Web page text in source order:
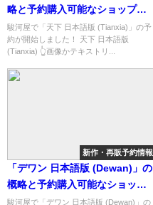
略と予約購入可能なショップ紹
介！
駿河屋で「天下 日本語版 (Tianxia)」の予
約が開始しました！ 天下 日本語版
(Tianxia) 👆画像かテキストリ...
新作・再販予約情報
「デワン 日本語版 (Dewan)」の
概略と予約購入可能なショップ
紹介！
駿河屋で「デワン 日本語版 (Dewan)」の